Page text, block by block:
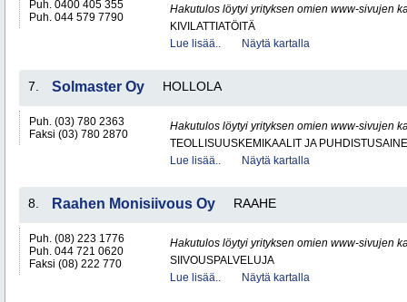
Puh. 0400 405 355
Puh. 044 579 7790
Hakutulos löytyi yrityksen omien www-sivujen
KIVILATTIATÖITÄ
Lue lisää..
Näytä kartalla
7. Solmaster Oy HOLLOLA
Puh. (03) 780 2363
Faksi (03) 780 2870
Hakutulos löytyi yrityksen omien www-sivujen
TEOLLISUUSKEMIKAALIT JA
Lue lisää..
Näytä kartalla
8. Raahen Monisiivous Oy RAAHE
Puh. (08) 223 1776
Puh. 044 721 0620
Faksi (08) 222 770
Hakutulos löytyi yrityksen omien www-sivujen
SIIVOUSPALVELUJA
Lue lisää..
Näytä kartalla